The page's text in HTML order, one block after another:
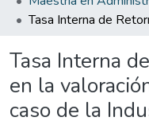
Tasa Interna
en la
caso de la